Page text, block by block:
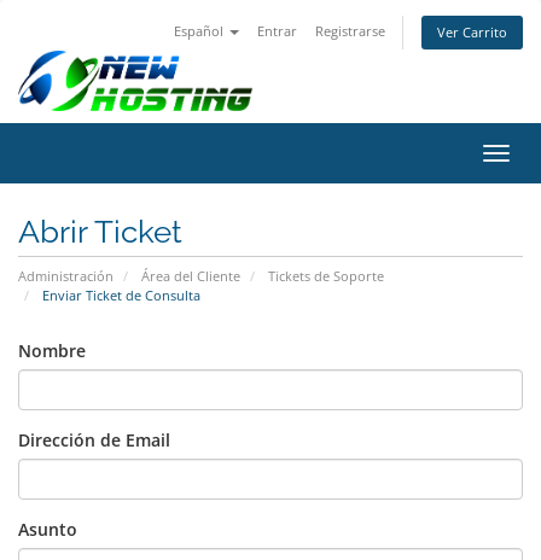
Español Entrar Registrarse Ver Carrito
Abrir Ticket
Administración Área del Cliente
Tickets de Soporte
Enviar Ticket de Consulta
Nombre
Dirección de Email
Asunto